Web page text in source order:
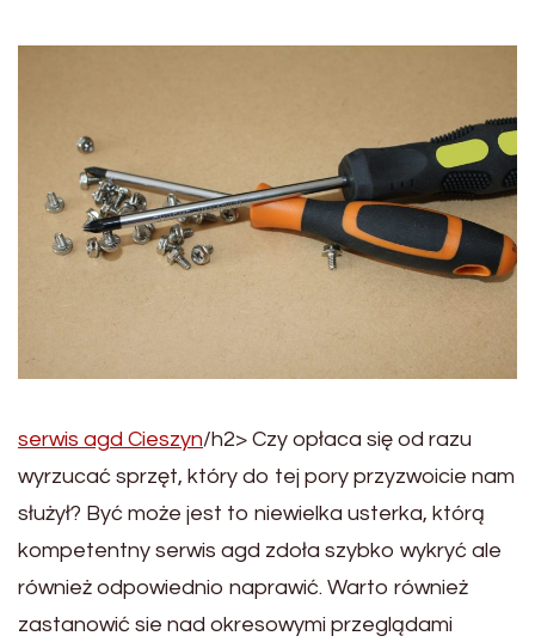
serwis agd Cieszyn/h2> Czy opłaca się od razu
wyrzucać sprzęt, który do tej pory przyzwoicie nam
służył? Być może jest to niewielka usterka, którą
kompetentny serwis agd zdoła szybko wykryć ale
również odpowiednio naprawić. Warto również
zastanowić sie nad okresowymi przeglądami